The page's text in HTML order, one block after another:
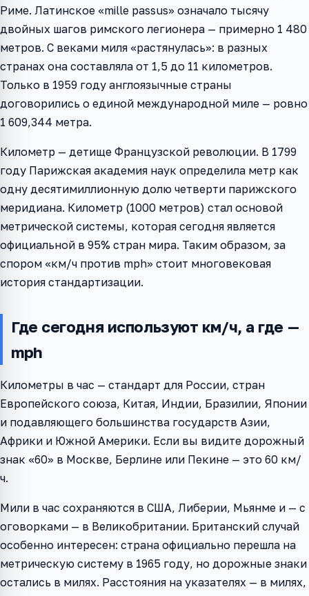
Риме. Латинское «mille passus» означало тысячу
двойных шагов римского легионера — примерно 1 480
метров. С веками миля «растянулась»: в разных
странах она составляла от 1,5 до 11 километров.
Только в 1959 году англоязычные страны
договорились о единой международной миле — ровно
1 609,344 метра.
Километр — детище Французской революции. В 1799
году Парижская академия наук определила метр как
одну десятимиллионную долю четверти парижского
меридиана. Километр (1000 метров) стал основой
метрической системы, которая сегодня является
официальной в 95% стран мира. Таким образом, за
спором «км/ч против mph» стоит многовековая
история стандартизации.
Где сегодня используют км/ч, а где —
mph
Километры в час — стандарт для России, стран
Европейского союза, Китая, Индии, Бразилии, Японии
и подавляющего большинства государств Азии,
Африки и Южной Америки. Если вы видите дорожный
знак «60» в Москве, Берлине или Пекине — это 60 км/
ч.
Мили в час сохраняются в США, Либерии, Мьянме и — с
оговорками — в Великобритании. Британский случай
особенно интересен: страна официально перешла на
метрическую систему в 1965 году, но дорожные знаки
остались в милях. Расстояния на указателях — в милях,